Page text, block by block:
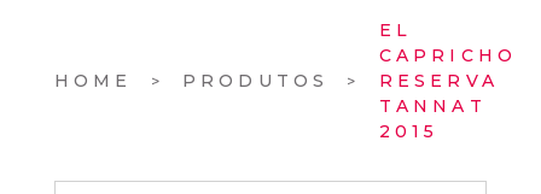
HOME PRODUTOS
EL
CAPRICHO
RESERVA
TANNAT
2015